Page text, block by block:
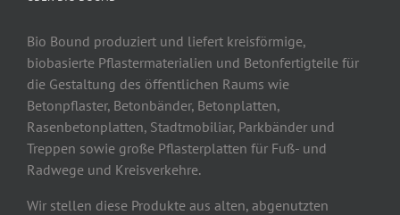
Bio Bound produziert und liefert kreisförmige,
biobasierte Pflastermaterialien und Betonfertigteile für
die Gestaltung des öffentlichen Raums wie
Betonpflaster, Betonbänder, Betonplatten,
Rasenbetonplatten, Stadtmobiliar, Parkbänder und
Treppen sowie große Pflasterplatten für Fuß- und
Radwege und Kreisverkehre.
Wir stellen diese Produkte aus alten, abgenutzten